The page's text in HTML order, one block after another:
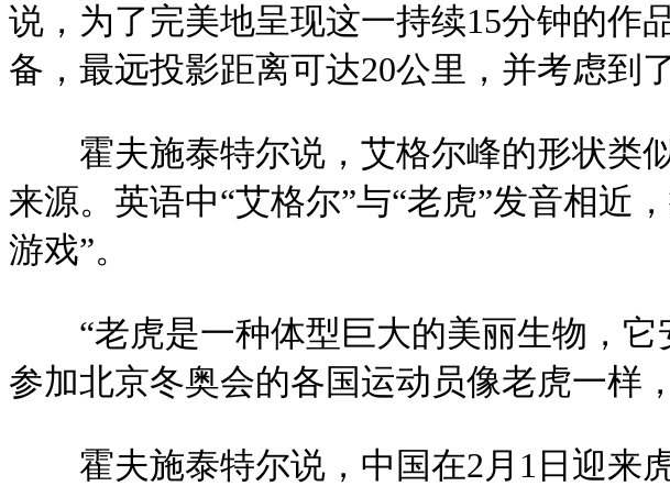
说，为了完美地呈现这一持续15分钟的作
备，最远投影距离可达20公里，并考虑到
霍夫施泰特尔说，艾格尔峰的形状类
来源。英语中“艾格尔”与“老虎”发音相近
游戏”。
“老虎是一种体型巨大的美丽生物，
参加北京冬奥会的各国运动员像老虎一样
霍夫施泰特尔说，中国在2月1日迎来